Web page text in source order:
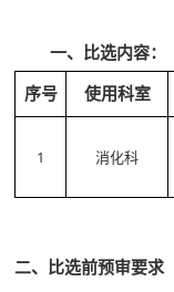
一、比选内容：
序号 使用科室
1 消化科
二、比选前预审要求